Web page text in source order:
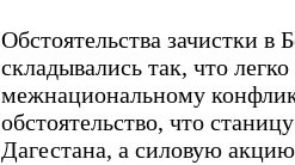
Обстоятельства зачистки в
складывались так, что
межнациональному
обстоятельство, что
Дагестана, а силовую